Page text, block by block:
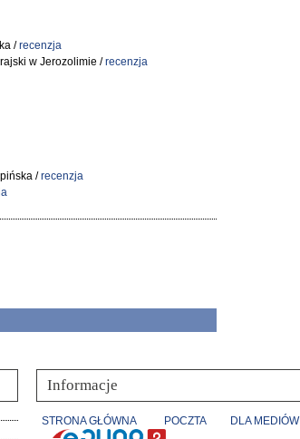
/recenzja
w Jerozolimie /recenzja
/recenzja
Informacje
STRONA GŁÓWNA POCZTA DLA MEDIÓW